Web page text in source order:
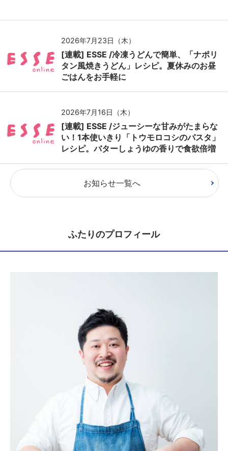
2026年7月23日（木）
[連載] ESSE /冷凍うどんで簡単、「ナポリ
タン風焼きうどん」レシピ。夏休みのお昼
ごはんをお手軽に
2026年7月16日（木）
[連載] ESSE /ジューシーな甘みがたまらな
い！1本使いきり「トウモロコシのパスタ」
レシピ。バターしょうゆの香りで食欲倍増
お知らせ一覧へ
ふたりのプロフィール